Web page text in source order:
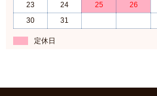
23
24 25 26
30
31
定休日